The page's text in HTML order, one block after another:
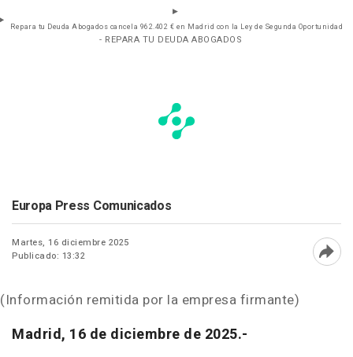
Repara tu Deuda Abogados cancela 962.402 € en Madrid con la Ley de Segunda Oportunidad
- REPARA TU DEUDA ABOGADOS
Europa Press Comunicados
Martes, 16 diciembre 2025
Publicado: 13:32
(Información remitida por la empresa firmante)
Madrid, 16 de diciembre de 2025.-